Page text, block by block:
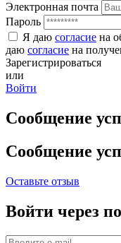
Электронная почта
Пароль
Я даю согласие на
даю согласие на
Зарегистрироваться
или
Войти
Сообщение
Сообщение
Оставьте отзыв
Войти через